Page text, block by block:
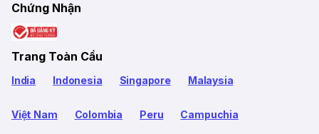
Chứng Nhận
Trang Toàn Cầu
India Indonesia Singapore Malaysia
Việt Nam Colombia Peru Campuchia